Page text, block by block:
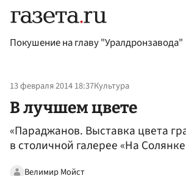
Покушение на главу "Уралдронзавода"
13 февраля 2014 18:37Культура
В лучшем цвете
«Параджанов. Выставка цвета
в cтоличной галерее «На
Велимир Мойст